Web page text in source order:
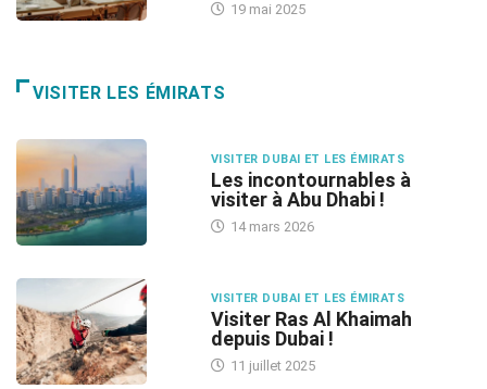
19 mai 2025
VISITER LES ÉMIRATS
VISITER DUBAI ET LES ÉMIRATS
Les incontournables à
visiter à Abu Dhabi !
14 mars 2026
VISITER DUBAI ET LES ÉMIRATS
Visiter Ras Al Khaimah
depuis Dubai !
11 juillet 2025